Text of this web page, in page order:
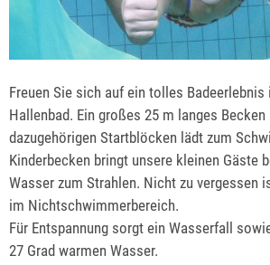
Freuen Sie sich auf ein tolles Badeerlebnis
Hallenbad. Ein großes 25 m langes
dazugehörigen Startblöcken lädt zum
Kinderbecken bringt unsere kleinen Gäste
Wasser zum Strahlen. Nicht zu vergessen
im Nichtschwimmerbereich.
Für Entspannung sorgt ein Wasserfall
27 Grad warmen Wasser.